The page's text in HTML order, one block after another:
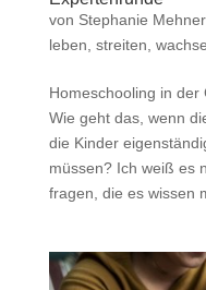
von Stephanie
leben, streiten,
Homeschooling in
Wie geht das, wenn
die Kinder
müssen? Ich weiß es
fragen, die es wissen